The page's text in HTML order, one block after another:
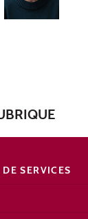
SERVICES